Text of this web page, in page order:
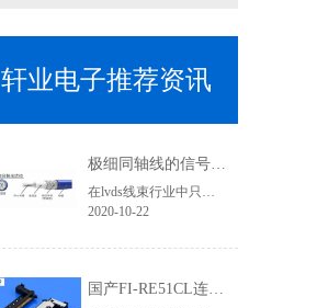
轩业电子推荐资讯
极细同轴线的信号传输优势有哪些？为何要使用焊接式连接器
在lvds线束行业中只要涉及到高清信号传输、屏蔽效果要求高的线束基本上都会用到极细同轴线，其利用HotBar设备进行焊接加工，两端的接头基本就是焊接式连接器类型了,那使用极细同轴线的优势有哪些？
2020-10-22
国产FI-RE51CL连接器为5G高清信号提供应用支持 「轩业」